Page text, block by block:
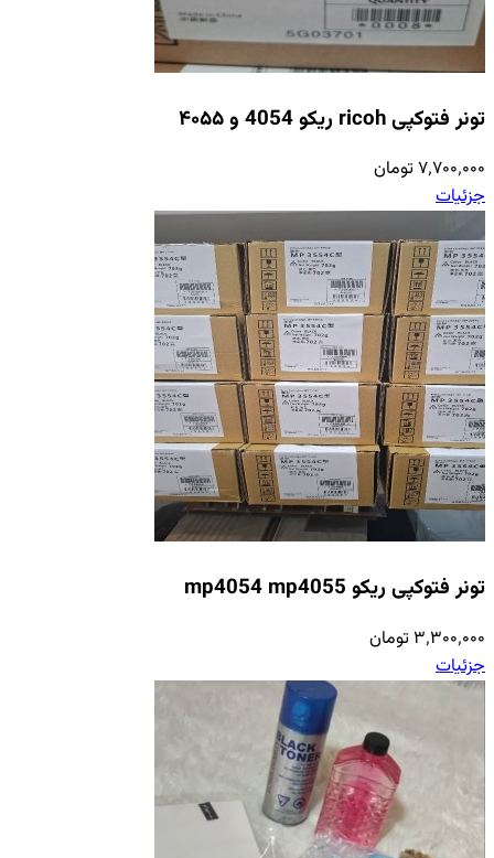
تونر فتوکپی ricoh ریکو 4054 و ۴۰۵۵
۷٬۷۰۰٬۰۰۰ تومان
جزئیات
تونر فتوکپی ریکو mp4054 mp4055
۳٬۳۰۰٬۰۰۰ تومان
جزئیات